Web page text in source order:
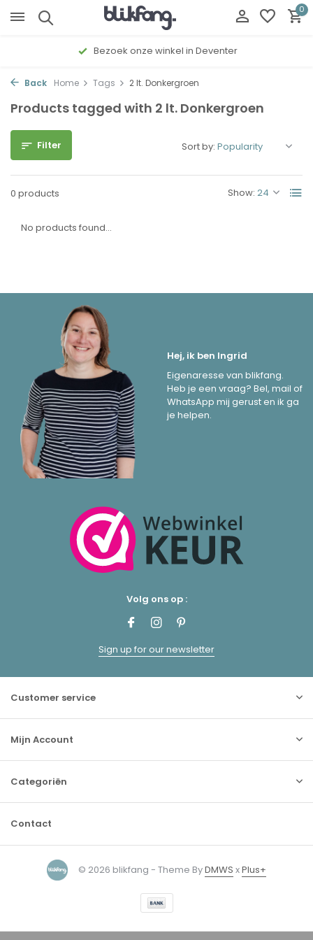
0
Bezoek onze winkel in Deventer
Back Home Tags 2 lt. Donkergroen
Products tagged with 2 lt. Donkergroen
Filter
0 products Show:
Sort by:
No products found...
Hej, ik ben Ingrid
Eigenaresse van blikfang.
Heb je een vraag? Bel, mail of
WhatsApp mij gerust en ik ga
je helpen.
Volg ons op :
Sign up for our newsletter
Customer service
Mijn Account
Categoriën
Contact
© 2026 blikfang - Theme ByDMWS xPlus+